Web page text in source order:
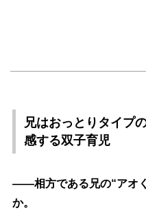
兄はおっとりタイプ
感する双子育児
――相方である兄の“アオ
か。